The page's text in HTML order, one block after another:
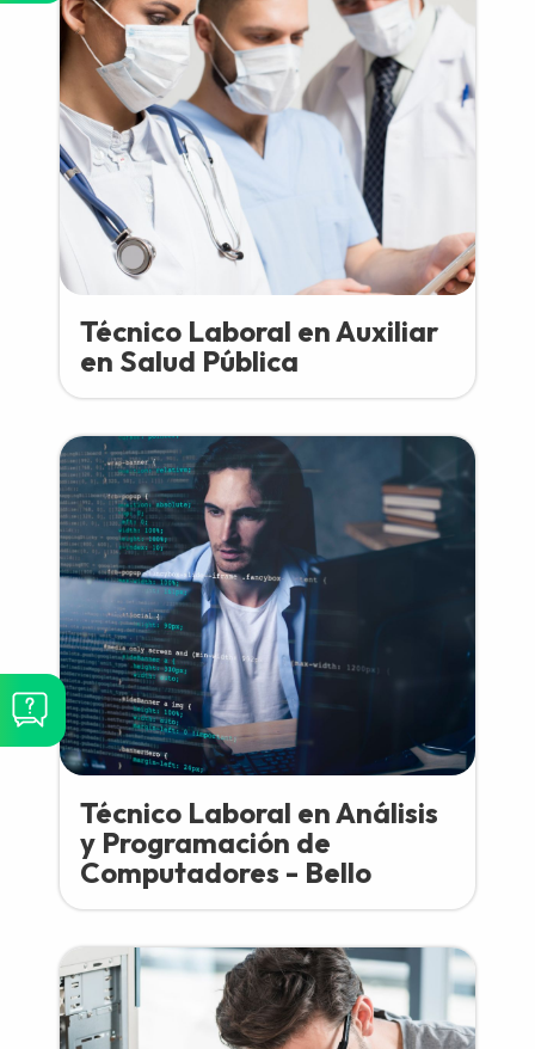
Técnico Laboral en Auxiliar
en Salud Pública
Técnico Laboral en Análisis
y Programación de
Computadores - Bello